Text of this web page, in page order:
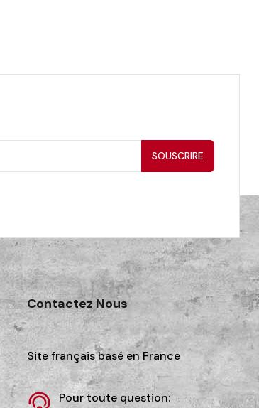
SOUSCRIRE
Contactez Nous
Site français basé en France
Pour toute question: